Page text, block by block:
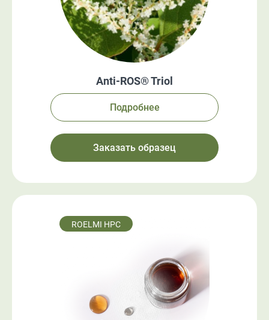
Anti-ROS® Triol
Подробнее
Заказать образец
ROELMI HPC